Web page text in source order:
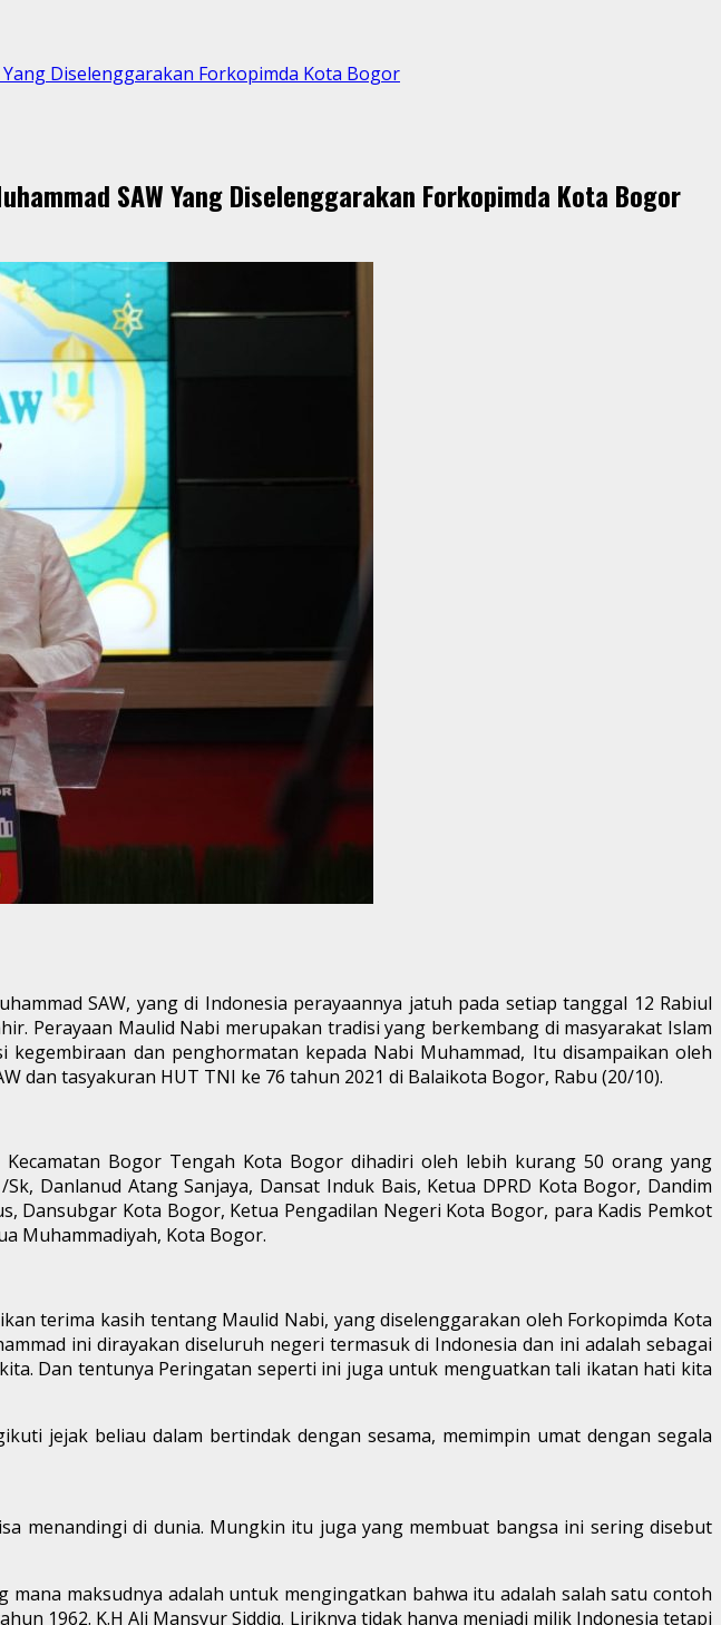
Diselenggarakan Forkopimda Kota Bogor
SAW Yang Diselenggarakan Forkopimda Kota Bogor
SAW, yang di Indonesia perayaannya jatuh pada setiap tanggal 12 Rabiul
Perayaan Maulid Nabi merupakan tradisi yang berkembang di masyarakat Islam
dan penghormatan kepada Nabi Muhammad, Itu disampaikan oleh
dan tasyakuran HUT TNI ke 76 tahun 2021 di Balaikota Bogor, Rabu (20/10).
Bogor Tengah Kota Bogor dihadiri oleh lebih kurang 50 orang yang
Danlanud Atang Sanjaya, Dansat Induk Bais, Ketua DPRD Kota Bogor, Dandim
Dansubgar Kota Bogor, Ketua Pengadilan Negeri Kota Bogor, para Kadis Pemkot
Muhammadiyah, Kota Bogor.
terima kasih tentang Maulid Nabi, yang diselenggarakan oleh Forkopimda Kota
ini dirayakan diseluruh negeri termasuk di Indonesia dan ini adalah sebagai
Dan tentunya Peringatan seperti ini juga untuk menguatkan tali ikatan hati kita
jejak beliau dalam bertindak dengan sesama, memimpin umat dengan segala
menandingi di dunia. Mungkin itu juga yang membuat bangsa ini sering disebut
maksudnya adalah untuk mengingatkan bahwa itu adalah salah satu contoh
1962. K.H Ali Mansyur Siddiq. Liriknya tidak hanya menjadi milik Indonesia tetapi